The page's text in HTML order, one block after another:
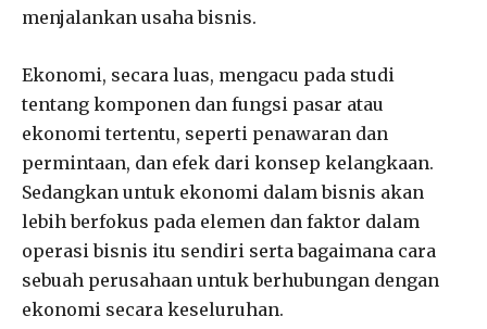
menjalankan usaha bisnis.
Ekonomi, secara luas, mengacu pada studi
tentang komponen dan fungsi pasar atau
ekonomi tertentu, seperti penawaran dan
permintaan, dan efek dari konsep kelangkaan.
Sedangkan untuk ekonomi dalam bisnis akan
lebih berfokus pada elemen dan faktor dalam
operasi bisnis itu sendiri serta bagaimana cara
sebuah perusahaan untuk berhubungan dengan
ekonomi secara keseluruhan.